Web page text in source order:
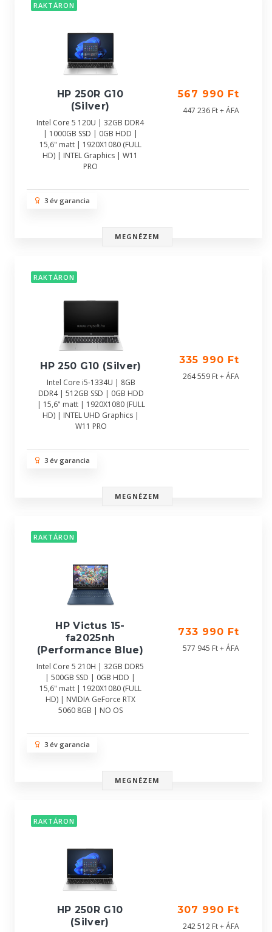
RAKTÁRON
HP 250R G10
(Silver)
Intel Core 5 120U | 32GB DDR4
| 1000GB SSD | 0GB HDD |
15,6" matt | 1920X1080 (FULL
HD) | INTEL Graphics | W11
PRO
567 990 Ft
447 236 Ft + ÁFA
3 év garancia
MEGNÉZEM
RAKTÁRON
HP 250 G10 (Silver)
Intel Core i5-1334U | 8GB
DDR4 | 512GB SSD | 0GB HDD
| 15,6" matt | 1920X1080 (FULL
HD) | INTEL UHD Graphics |
W11 PRO
335 990 Ft
264 559 Ft + ÁFA
3 év garancia
MEGNÉZEM
RAKTÁRON
HP Victus 15-
fa2025nh
(Performance Blue)
Intel Core 5 210H | 32GB DDR5
| 500GB SSD | 0GB HDD |
15,6" matt | 1920X1080 (FULL
HD) | NVIDIA GeForce RTX
5060 8GB | NO OS
733 990 Ft
577 945 Ft + ÁFA
3 év garancia
MEGNÉZEM
RAKTÁRON
HP 250R G10
(Silver)
307 990 Ft
242 512 Ft + ÁFA